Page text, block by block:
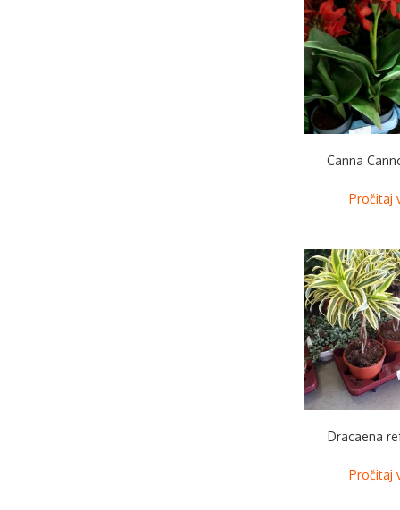
Canna
Pročitaj
Dracaena
Pročitaj